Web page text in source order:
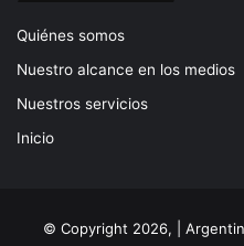
Quiénes somos
Nuestro alcance en los medios
Nuestros servicios
Inicio
© Copyright 2026, |